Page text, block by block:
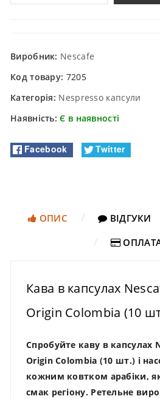
Виробник: Nescafe
Код товару: 7205
Категорія: Nespresso капсули
Наявність:Є в наявності
Facebook Twitter
ОПИС ВІДГУКИ
Кава в капсулах
Origin Colombia (10
Спробуйте каву в капсулах
Origin Colombia (10 шт.) і
кожним ковтком арабіки,
смак регіону. Ретельне